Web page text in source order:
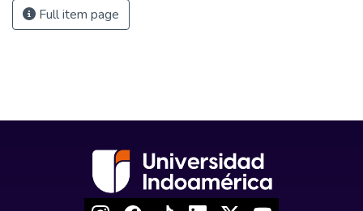
Full item page